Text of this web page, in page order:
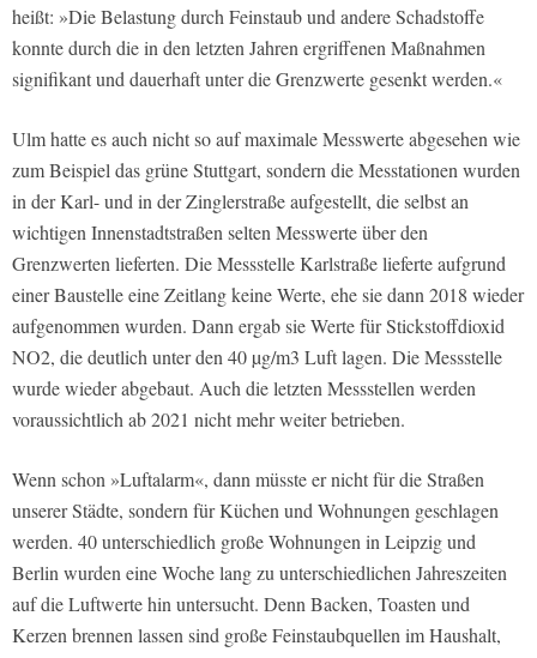
heißt: »Die Belastung durch Feinstaub und andere Schadstoffe
konnte durch die in den letzten Jahren ergriffenen Maßnahmen
signifikant und dauerhaft unter die Grenzwerte gesenkt werden.«
Ulm hatte es auch nicht so auf maximale Messwerte abgesehen wie
zum Beispiel das grüne Stuttgart, sondern die Messtationen wurden
in der Karl- und in der Zinglerstraße aufgestellt, die selbst an
wichtigen Innenstadtstraßen selten Messwerte über den
Grenzwerten lieferten. Die Messstelle Karlstraße lieferte aufgrund
einer Baustelle eine Zeitlang keine Werte, ehe sie dann 2018 wieder
aufgenommen wurden. Dann ergab sie Werte für Stickstoffdioxid
NO2, die deutlich unter den 40 µg/m3 Luft lagen. Die Messstelle
wurde wieder abgebaut. Auch die letzten Messstellen werden
voraussichtlich ab 2021 nicht mehr weiter betrieben.
Wenn schon »Luftalarm«, dann müsste er nicht für die Straßen
unserer Städte, sondern für Küchen und Wohnungen geschlagen
werden. 40 unterschiedlich große Wohnungen in Leipzig und
Berlin wurden eine Woche lang zu unterschiedlichen Jahreszeiten
auf die Luftwerte hin untersucht. Denn Backen, Toasten und
Kerzen brennen lassen sind große Feinstaubquellen im Haushalt,